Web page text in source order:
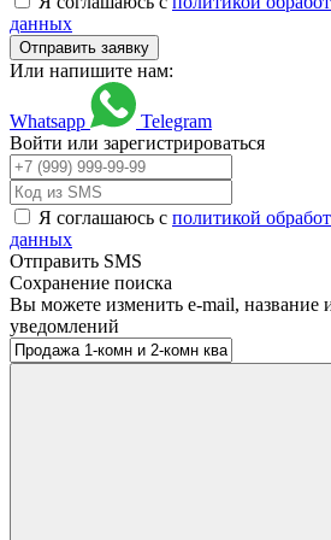
данных
Или напишите нам:
Whatsapp
Telegram
Войти или зарегистрироваться
Я соглашаюсь с политикой
данных
Отправить SMS
Сохранение поиска
Вы можете изменить e-mail, название
уведомлений